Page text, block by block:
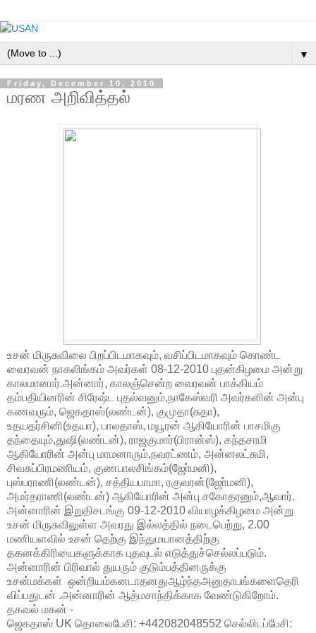
▼
Friday, December 10, 2010
மரண அறிவித்தல்
உசன் மிருசுவிலை பிறப்பிடமாகவும், வசிப்பிடமாகவும் கொண்ட
வைரவன் நாகலிங்கம் அவர்கள் 08-12-2010 புதன்கிழமை அன்று
காலமானார்.அன்னார், காலஞ்சென்ற வைரவன் பாக்கியம்
தம்பதியினரின் சிரேஷ்ட புதல்வனும்,நாகேஸ்வரி அவர்களின் அன்பு
கணவரும், ஜெகதாஸ்(லண்டன்), குமுதா(சுதா),
உதயதர்சினி(உதயா), பாலதாஸ், மயூரன் ஆகியோரின் பாசமிகு
தந்தையும்,துஷி(லண்டன்), ராஜகுமார்(பிரான்ஸ்), கந்தசாமி
ஆகியோரின் அன்பு மாமனாரும்,நவரட்ணம், அன்னலட்சுமி,
சிவசுப்பிரமணியம், குணபாலசிங்கம்(ஜோ்மனி),
புஸ்பராணி(லண்டன்), சத்தியபாமா, ரகுவரன்(ஜோ்மனி),
அமர்தராணி(லண்டன்) ஆகியோரின் அன்பு சகோதரனும்,ஆவார்.
அன்னாரின் இறுதிசடங்கு 09-12-2010 வியாழக்கிழமை அன்று
உசன் மிருசுவிலுள்ள அவரது இல்லத்தில் நடைபெற்று, 2.00
மணியளவில் உசன் தெற்கு இந்துமயானத்திற்கு
தகனக்கிரியைகளுக்காக புதவுடல் எடுத்துச்செல்லப்படும்.
அன்னாரின் பிரிவால் துயரும் குடும்பத்தினருக்கு
உசன்மக்கள் ஒன்றியம்கனடாதனதுஆழ்ந்தஅனுதாபங்களைதெரி
விப்பதுடன் .அன்னாரின் ஆத்மசாந்திக்காக வேண்டுகிறோம்.
தகவல் மகன் -
ஜெகதாஸ் UK தொலைபேசி: +442082048552 செல்லிடப்பேசி: